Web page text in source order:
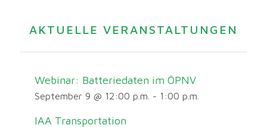
AKTUELLE VERANSTALTUNGEN
Webinar: Batteriedaten im ÖPNV
September 9 @ 12:00 p.m. - 1:00 p.m.
IAA Transportation